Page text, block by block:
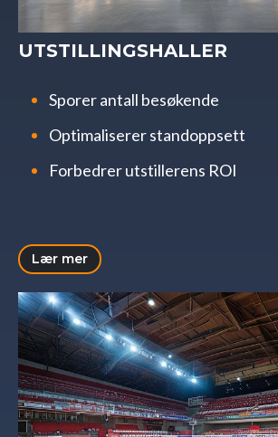
UTSTILLINGSHALLER
Sporer antall besøkende
Optimaliserer standoppsett
Forbedrer utstillerens ROI
Lær mer